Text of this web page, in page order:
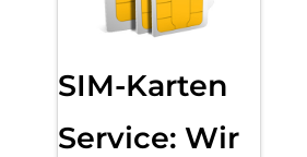
SIM-Karten
Service: Wir